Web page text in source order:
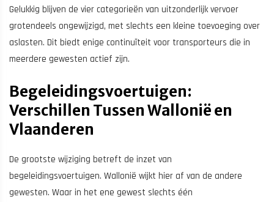
Gelukkig blijven de vier categorieën van uitzonderlijk vervoer
grotendeels ongewijzigd, met slechts een kleine toevoeging over
aslasten. Dit biedt enige continuïteit voor transporteurs die in
meerdere gewesten actief zijn.
Begeleidingsvoertuigen:
Verschillen Tussen Wallonië en
Vlaanderen
De grootste wijziging betreft de inzet van
begeleidingsvoertuigen. Wallonië wijkt hier af van de andere
gewesten. Waar in het ene gewest slechts één